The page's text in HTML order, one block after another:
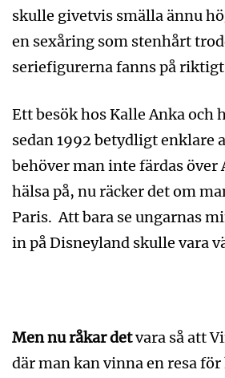
skulle givetvis smälla ännu
en sexåring som stenhårt
seriefigurerna fanns på
Ett besök hos Kalle Anka och
sedan 1992 betydligt enklare
behöver man inte färdas
hälsa på, nu räcker det om
Paris. Att bara se ungarnas
in på Disneyland skulle vara
Men nu råkar detvara så att
där man kan vinna en resa